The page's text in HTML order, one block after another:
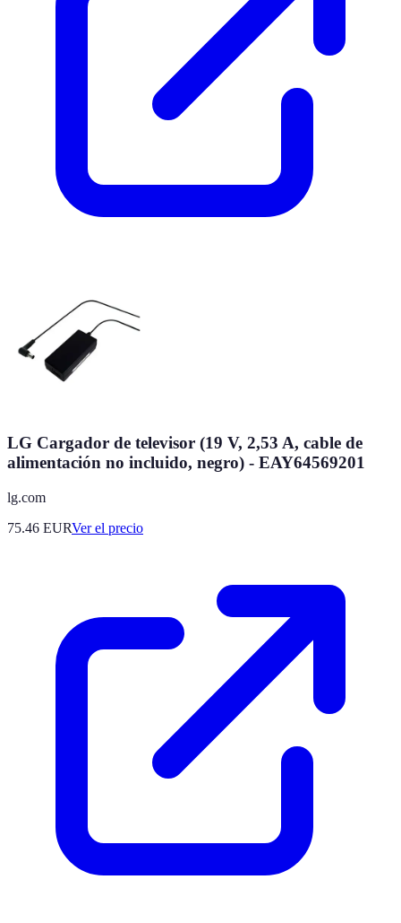
LG Cargador de televisor (19 V, 2,53 A, cable de
alimentación no incluido, negro) - EAY64569201
lg.com
75.46 EURVer el precio